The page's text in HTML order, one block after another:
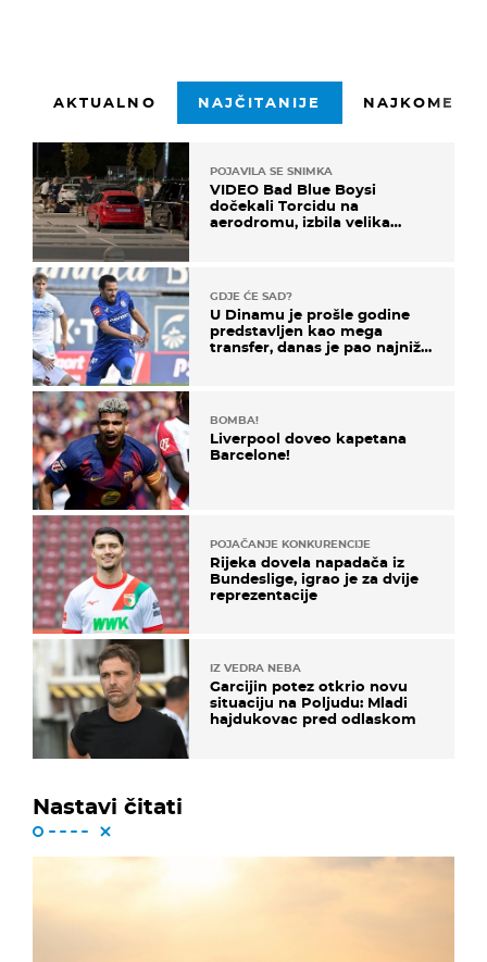
AKTUALNO NAJČITANIJE
POJAVILA SE SNIMKA
VIDEO Bad Blue Boysi
dočekali Torcidu na
aerodromu, izbila velika
GDJE ĆE SAD?
U Dinamu je prošle godine
predstavljen kao mega
transfer, danas je pao najniže
BOMBA!
Liverpool doveo kapetana
Barcelone!
POJAČANJE KONKURENCIJE
Rijeka dovela napadača iz
Bundeslige, igrao je za dvije
reprezentacije
IZ VEDRA NEBA
Garcijin potez otkrio novu
situaciju na Poljudu: Mladi
hajdukovac pred odlaskom
Nastavi čitati